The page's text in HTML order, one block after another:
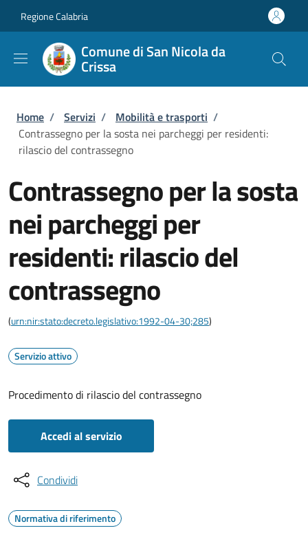
Regione Calabria
Comune di San Nicola da
Crissa
Briciole di pane
Home / Servizi / Mobilità e trasporti /
Contrassegno per la sosta nei parcheggi per residenti:
rilascio del contrassegno
Contrassegno per la sosta
nei parcheggi per
residenti: rilascio del
contrassegno
(urn:nir:stato:decreto.legislativo:1992-04-30;285)
Servizio attivo
Procedimento di rilascio del contrassegno
Accedi al servizio
Condividi
Normativa di riferimento